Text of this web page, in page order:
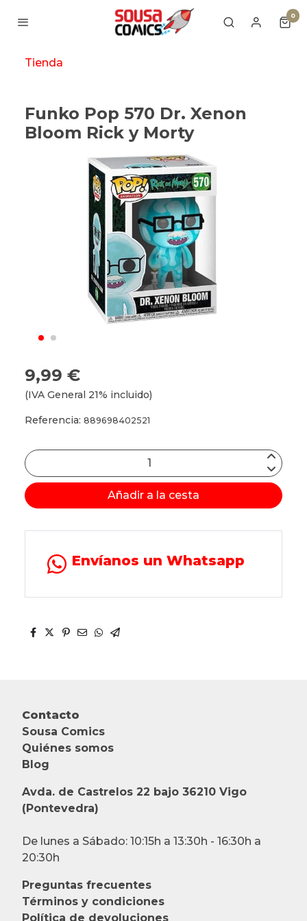
0
Tienda
Funko Pop 570 Dr. Xenon
Bloom Rick y Morty
9,99 €
(IVA General 21% incluido)
Referencia: 889698402521
Añadir a la cesta
Envíanos un Whatsapp
Contacto
Sousa Comics
Quiénes somos
Blog
Avda. de Castrelos 22 bajo 36210 Vigo
(Pontevedra)
De lunes a Sábado: 10:15h a 13:30h - 16:30h a
20:30h
Preguntas frecuentes
Términos y condiciones
Política de devoluciones